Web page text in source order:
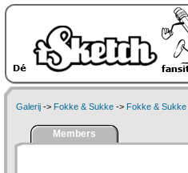
Galerij -> Fokke & Sukke -> Fokke & Sukke
Members